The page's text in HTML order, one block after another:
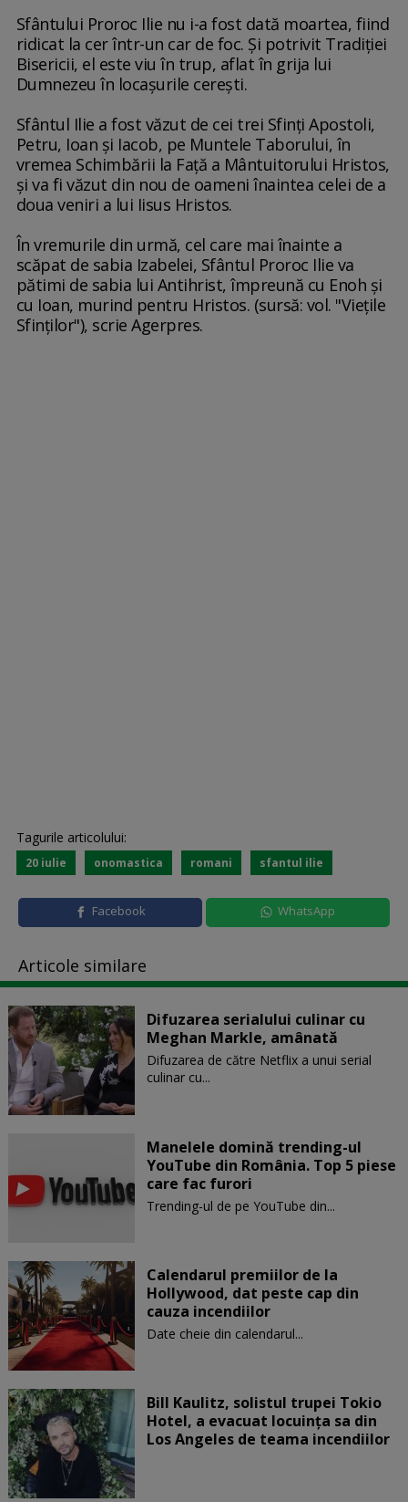
Sfântului Proroc Ilie nu i-a fost dată moartea, fiind
ridicat la cer într-un car de foc. Şi potrivit Tradiţiei
Bisericii, el este viu în trup, aflat în grija lui
Dumnezeu în locaşurile cereşti.
Sfântul Ilie a fost văzut de cei trei Sfinţi Apostoli,
Petru, Ioan şi Iacob, pe Muntele Taborului, în
vremea Schimbării la Faţă a Mântuitorului Hristos,
şi va fi văzut din nou de oameni înaintea celei de a
doua veniri a lui Iisus Hristos.
În vremurile din urmă, cel care mai înainte a
scăpat de sabia Izabelei, Sfântul Proroc Ilie va
pătimi de sabia lui Antihrist, împreună cu Enoh şi
cu Ioan, murind pentru Hristos. (sursă: vol. "Vieţile
Sfinţilor"), scrie Agerpres.
Tagurile articolului:
20 iulie onomastica romani sfantul ilie
Facebook WhatsApp
Articole similare
Difuzarea serialului culinar cu
Meghan Markle, amânată
Difuzarea de către Netflix a unui serial
culinar cu...
Manelele domină trending-ul
YouTube din România. Top 5 piese
care fac furori
Trending-ul de pe YouTube din...
Calendarul premiilor de la
Hollywood, dat peste cap din
cauza incendiilor
Date cheie din calendarul...
Bill Kaulitz, solistul trupei Tokio
Hotel, a evacuat locuinţa sa din
Los Angeles de teama incendiilor